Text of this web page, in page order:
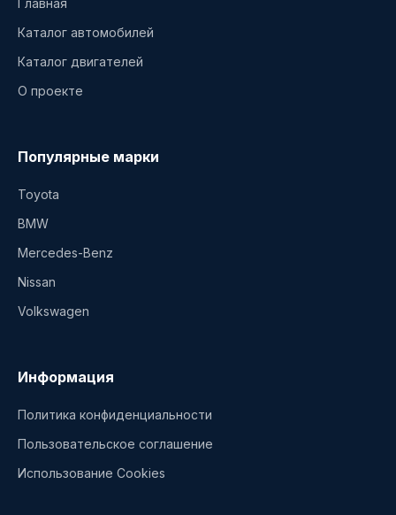
Главная
Каталог автомобилей
Каталог двигателей
О проекте
Популярные марки
Toyota
BMW
Mercedes-Benz
Nissan
Volkswagen
Информация
Политика конфиденциальности
Пользовательское соглашение
Использование Cookies